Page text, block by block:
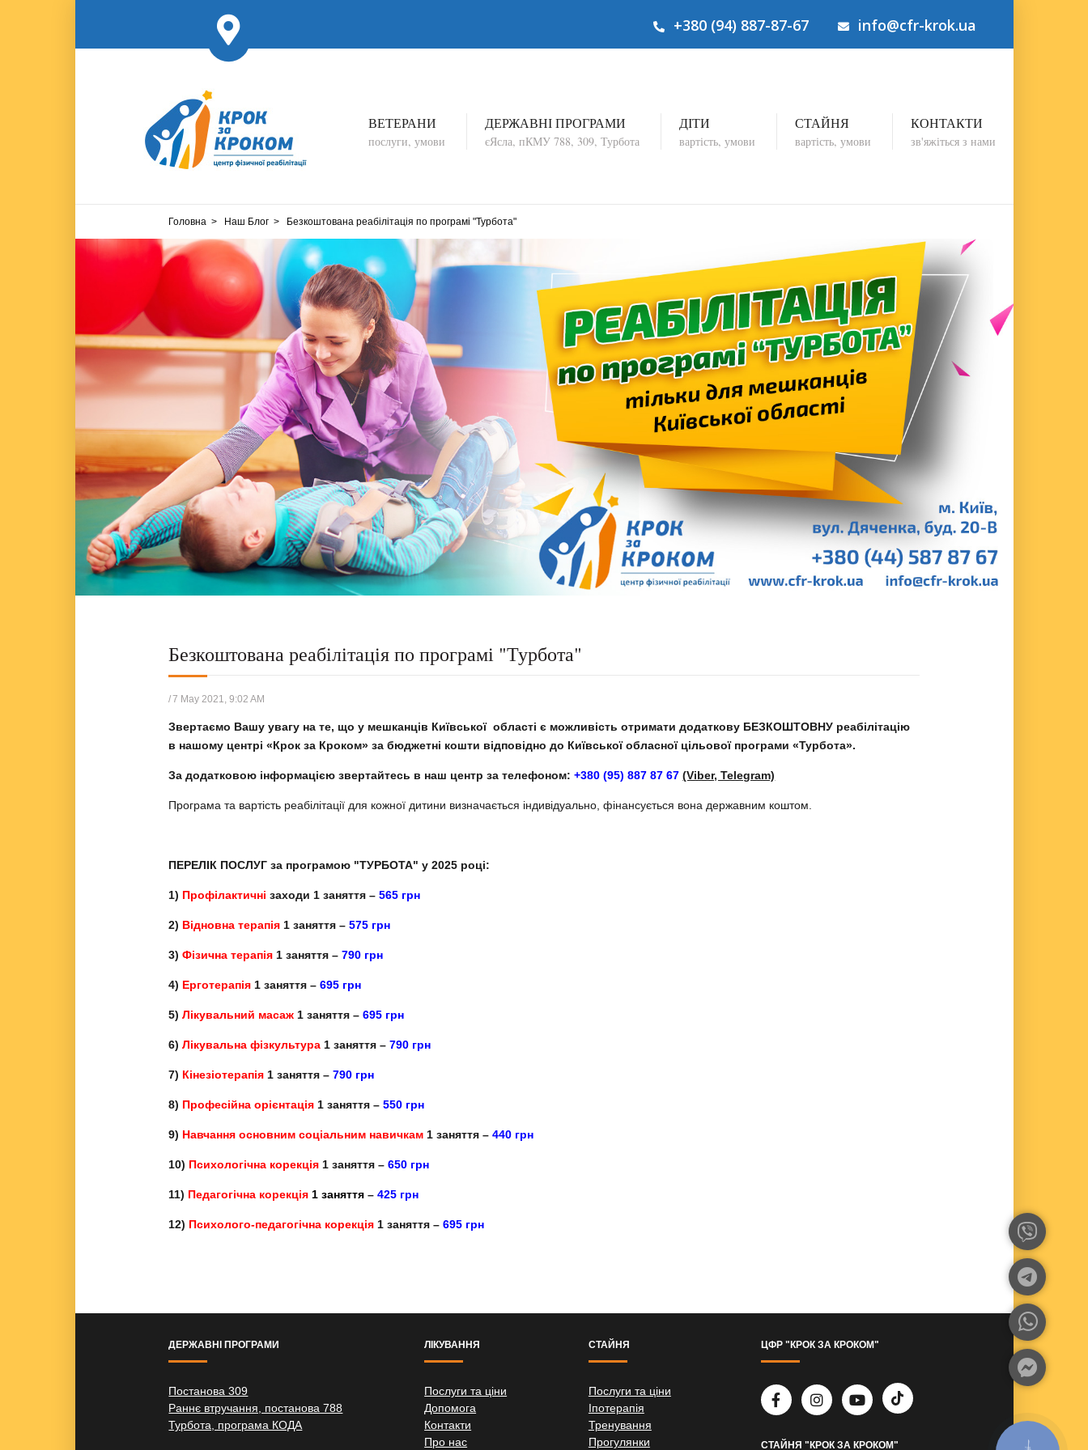
+380 (94) 887-87-67 info@cfr-krok.ua
ВЕТЕРАНИ
послуги, умови
ДЕРЖАВНІ ПРОГРАМИ
єЯсла, пКМУ 788, 309, Турбота
ДІТИ
вартість, умови
СТАЙНЯ
вартість, умови
КОНТАКТИ
зв'яжіться з нами
Головна Наш Блог Безкоштована реабілітація по програмі "Турбота"
Безкоштована реабілітація по програмі "Турбота"
/7 May 2021, 9:02 AM
Звертаємо Вашу увагу на те, що у мешканців Київської області є можливість отримати додаткову БЕЗКОШТОВНУ реабілітацію
в нашому центрі «Крок за Кроком» за бюджетні кошти відповідно до Київської обласної цільової програми «Турбота».
За додатковою інформацією звертайтесь в наш центр за телефоном:+380 (95) 887 87 67 (Viber, Telegram)
Програма та вартість реабілітації для кожної дитини визначається індивідуально, фінансується вона державним коштом.
ПЕРЕЛІК ПОСЛУГ за програмою "ТУРБОТА" у 2025 році:
1) Профілактичні заходи 1 заняття –565 грн
2) Відновна терапія 1 заняття –575 грн
3)Фізична терапія 1 заняття –790 грн
4) Ерготерапія 1 заняття –695 грн
5)Лікувальний масаж 1 заняття –695 грн
6)Лікувальна фізкультура 1 заняття –790 грн
7) Кінезіотерапія1 заняття –790 грн
8) Професійна орієнтація 1 заняття –550 грн
9) Навчання основним соціальним навичкам 1 заняття –440 грн
10) Психологічна корекція 1 заняття –650 грн
11) Педагогічна корекція1 заняття –425 грн
12) Психолого-педагогічна корекція 1 заняття –695 грн
ДЕРЖАВНІ ПРОГРАМИ
Постанова 309
Раннє втручання, постанова 788
Турбота, програма КОДА
ЛІКУВАННЯ
Послуги та ціни
Допомога
Контакти
Про нас
СТАЙНЯ
Послуги та ціни
Іпотерапія
Тренування
Прогулянки
ЦФР "КРОК ЗА КРОКОМ"
СТАЙНЯ "КРОК ЗА КРОКОМ"